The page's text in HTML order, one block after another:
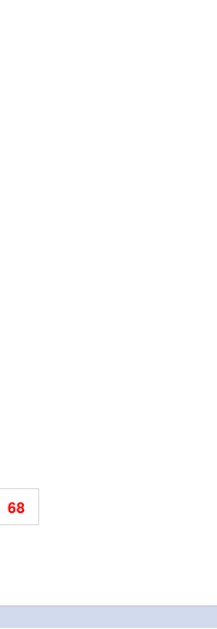
68